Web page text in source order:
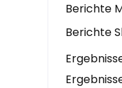
Berichte
Berichte